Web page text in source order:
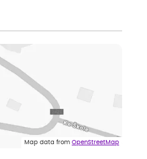
Map data from OpenStreetMap